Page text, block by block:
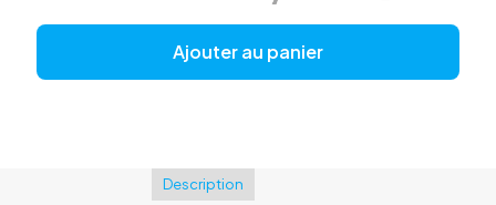
Ajouter au panier
Description